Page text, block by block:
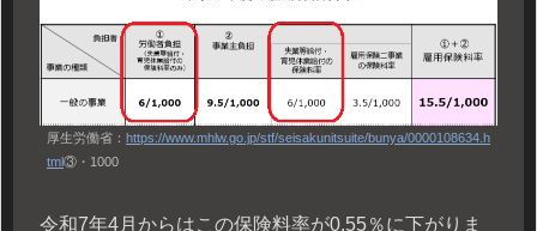
厚生労働省： https://www.mhlw.go.jp/stf/seisakunitsuite/bunya/0000108634.h
tml③・1000
令和7年4月からはこの保険料率が0.55％に下がりま